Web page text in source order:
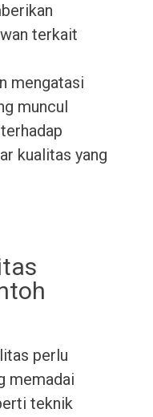
terkait
mengatasi
muncul
kualitas yang
perlu
memadai
teknik